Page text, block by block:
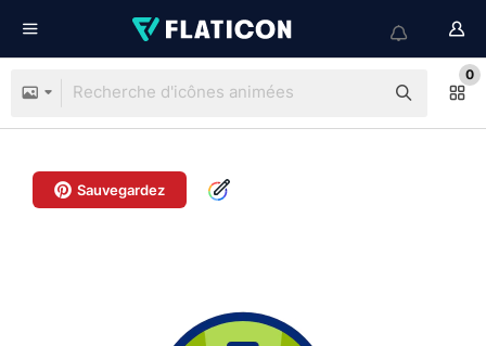
0
Sauvegardez